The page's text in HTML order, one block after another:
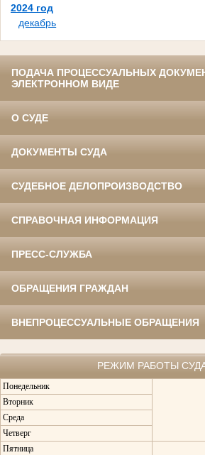
2024 год
декабрь
ПОДАЧА ПРОЦЕССУАЛЬНЫХ
ЭЛЕКТРОННОМ ВИДЕ
О СУДЕ
ДОКУМЕНТЫ СУДА
СУДЕБНОЕ ДЕЛОПРОИЗВОДСТВО
СПРАВОЧНАЯ ИНФОРМАЦИЯ
ПРЕСС-СЛУЖБА
ОБРАЩЕНИЯ ГРАЖДАН
ВНЕПРОЦЕССУАЛЬНЫЕ ОБРАЩЕНИЯ
РЕЖИМ РАБОТЫ
Понедельник
Вторник
Среда
Четверг
Пятница